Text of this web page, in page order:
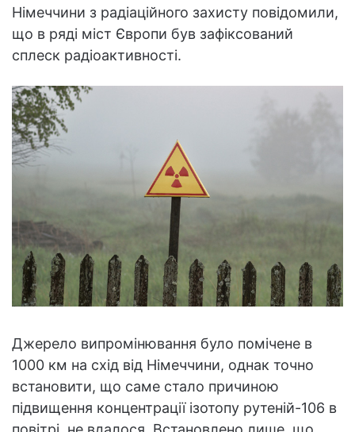
Німеччини з радіаційного захисту повідомили,
що в ряді міст Європи був зафіксований
сплеск радіоактивності.
Джерело випромінювання було помічене в
1000 км на схід від Німеччини, однак точно
встановити, що саме стало причиною
підвищення концентрації ізотопу рутеній-106 в